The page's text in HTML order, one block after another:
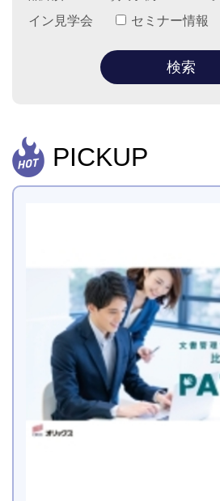
イン見学会
セミナー情報
PICKUP